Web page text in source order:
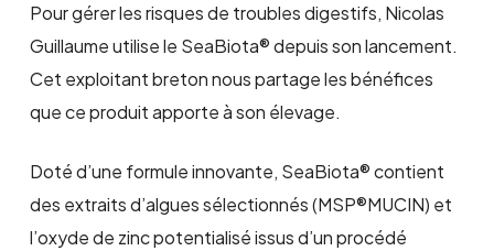
Pour gérer les risques de troubles digestifs, Nicolas
Guillaume utilise le SeaBiota® depuis son lancement.
Cet exploitant breton nous partage les bénéfices
que ce produit apporte à son élevage.
Doté d’une formule innovante, SeaBiota® contient
des extraits d’algues sélectionnés (MSP®MUCIN) et
l’oxyde de zinc potentialisé issus d’un procédé